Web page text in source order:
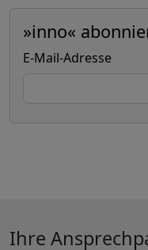
»inno«
E-Mail-Adresse
Ihre